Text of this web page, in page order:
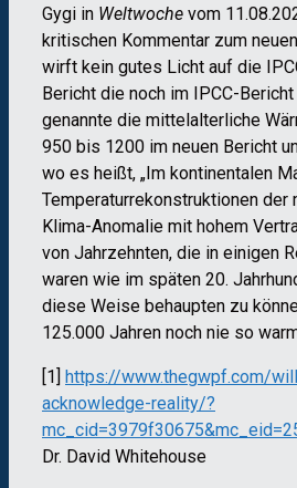
Gygi in Weltwoche vom
kritischen Kommentar zum
wirft kein gutes Licht auf die
Bericht die noch im IPCC-
genannte die mittelalterliche
950 bis 1200 im neuen Bericht
wo es heißt, „Im kontinentalen
Temperaturrekonstruktionen der
Klima-Anomalie mit hohem
von Jahrzehnten, die in einigen
waren wie im späten 20.
diese Weise behaupten zu
125.000 Jahren noch nie so
[1] https://www.thegwpf.com/
acknowledge-reality/?
Dr. David Whitehouse